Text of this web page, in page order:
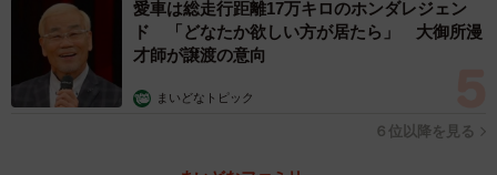
愛車は総走行距離17万キロのホンダレジェン
ド 「どなたか欲しい方が居たら」 大御所漫
才師が譲渡の意向
まいどなトピック
６位以降を見る